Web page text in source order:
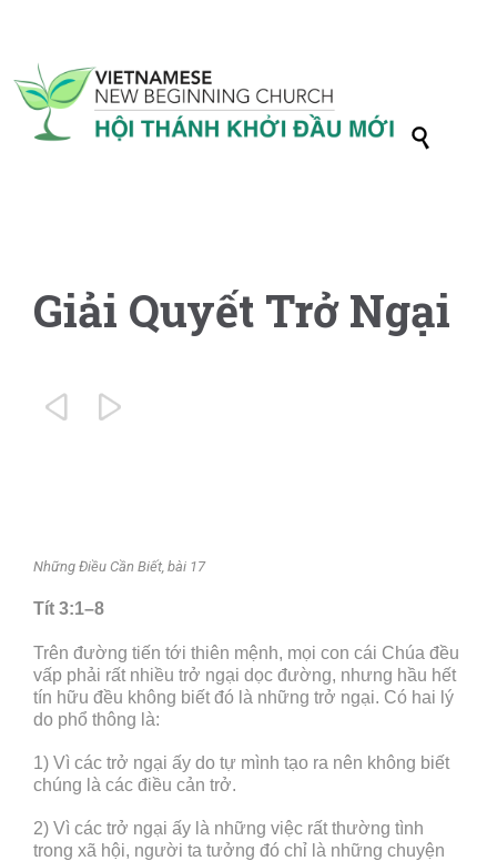

Giải Quyết Trở Ngại
 
Những Điều Cần Biết, bài 17
Tít 3:1–8
Trên đường tiến tới thiên mệnh, mọi con cái Chúa đều
vấp phải rất nhiều trở ngại dọc đường, nhưng hầu hết
tín hữu đều không biết đó là những trở ngại. Có hai lý
do phổ thông là:
1) Vì các trở ngại ấy do tự mình tạo ra nên không biết
chúng là các điều cản trở.
2) Vì các trở ngại ấy là những việc rất thường tình
trong xã hội, người ta tưởng đó chỉ là những chuyện